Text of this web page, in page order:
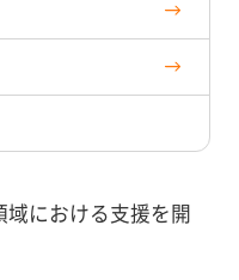
における支援を開